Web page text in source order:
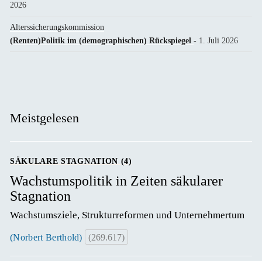
2026
Alterssicherungskommission
(Renten)Politik im (demographischen) Rückspiegel - 1. Juli 2026
Meistgelesen
SÄKULARE STAGNATION (4)
Wachstumspolitik in Zeiten säkularer
Stagnation
Wachstumsziele, Strukturreformen und Unternehmertum
(Norbert Berthold) (269.617)